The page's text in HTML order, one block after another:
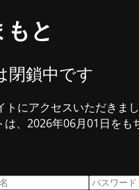
と
閉鎖中です
にアクセスいただきま
、2026年06月01日をも